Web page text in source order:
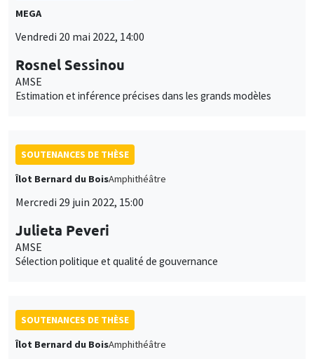
MEGA
Vendredi 20 mai 2022, 14:00
Rosnel Sessinou
AMSE
Estimation et inférence précises dans les grands modèles
SOUTENANCES DE THÈSE
Îlot Bernard du BoisAmphithéâtre
Mercredi 29 juin 2022, 15:00
Julieta Peveri
AMSE
Sélection politique et qualité de gouvernance
SOUTENANCES DE THÈSE
Îlot Bernard du BoisAmphithéâtre